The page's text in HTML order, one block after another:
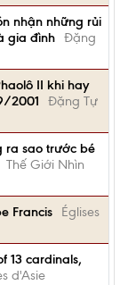
nhận những rủi
gia đình Đặng
II khi hay
2001
Đặng Tự
ra sao trước bé
Thế Giới Nhìn
Francis
Églises
13 cardinals,
d'Asie